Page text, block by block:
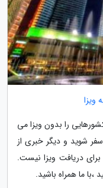
ویزا
را بدون ویزا می
شوید و دیگر خبری از
دریافت ویزا نیست.
،با ما همراه باشید.